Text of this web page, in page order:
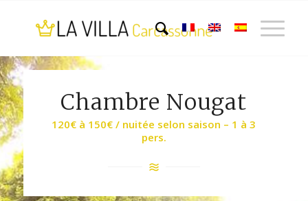
Chambre Nougat
120€ à 150€ / nuitée selon saison – 1 à 3
pers.